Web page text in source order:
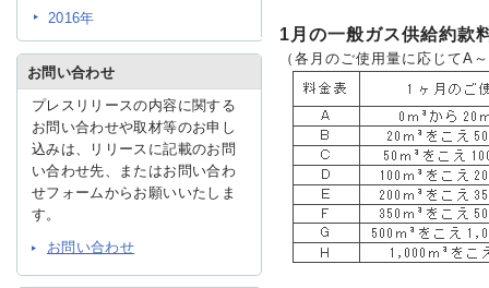
IR情報
採用情報
プレスリリース
1月の一般ガス供給約款
（各月のご使用量に応じてA
2016年
お問い合わせ
プレスリリースの内容に関する
お問い合わせや取材等のお申し
込みは、リリースに記載のお問
い合わせ先、またはお問い合わ
せフォームからお願いいたしま
す。
お問い合わせ